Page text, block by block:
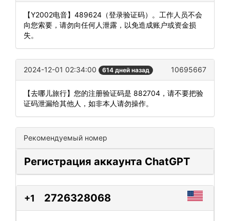
【Y2002电音】489624（登录验证码）。工作人员不会
向您索要，请勿向任何人泄露，以免造成账户或资金损
失。
2024-12-01 02:34:00 614 дней назад 10695667
【去哪儿旅行】您的注册验证码是 882704，请不要把验
证码泄漏给其他人，如非本人请勿操作。
Рекомендуемый номер
Регистрация аккаунта ChatGPT
+1 2726328068